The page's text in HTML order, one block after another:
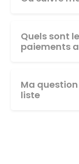
Quels sont
paiements
Ma
liste